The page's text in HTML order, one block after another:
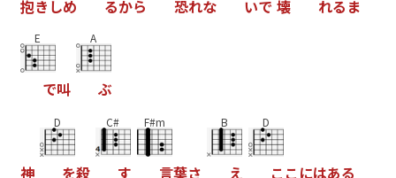
抱き しめ るから 恐れな いで 壊 れる ま
E
で叫
A
ぶ
神
D
を殺
C#
す
F#m
言葉さ
B
え
D
こ こ にはある